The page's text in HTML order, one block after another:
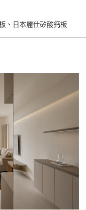
、日本麗仕矽酸鈣板